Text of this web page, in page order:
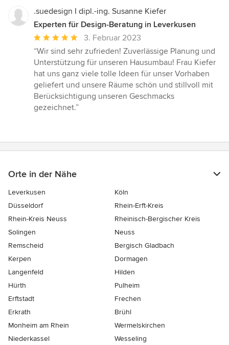
.suedesign I dipl.-ing. Susanne Kiefer
Experten für Design-Beratung in Leverkusen
Durchschnittliche
Bewertung:
5
von
5
Sternen
3. Februar 2023
“Wir sind sehr zufrieden! Zuverlässige Planung und
Unterstützung für unseren Hausumbau! Frau Kiefer
hat uns ganz viele tolle Ideen für unser Vorhaben
geliefert und unsere Räume schön und stillvoll mit
Berücksichtigung unseren Geschmacks
gezeichnet.”
Orte in der Nähe
Leverkusen
Köln
Düsseldorf
Rhein-Erft-Kreis
Rhein-Kreis Neuss
Rheinisch-Bergischer Kreis
Solingen
Neuss
Remscheid
Bergisch Gladbach
Kerpen
Dormagen
Langenfeld
Hilden
Hürth
Pulheim
Erftstadt
Frechen
Erkrath
Brühl
Monheim am Rhein
Wermelskirchen
Niederkassel
Wesseling